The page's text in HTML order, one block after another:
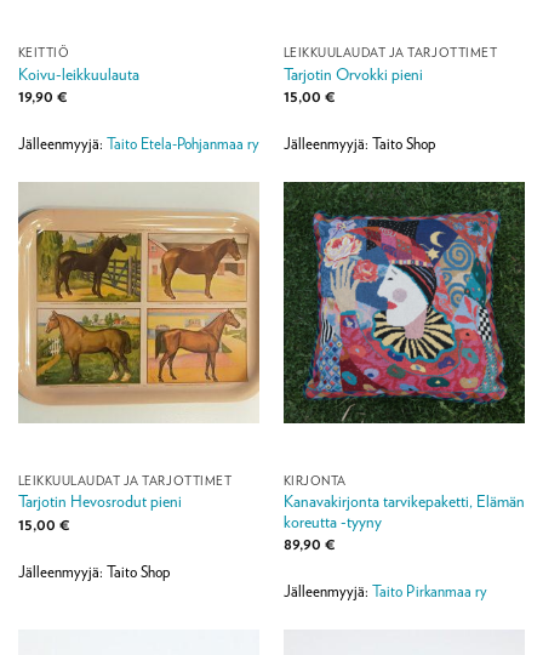
KEITTIÖ
Koivu-leikkuulauta
19,90 €
Jälleenmyyjä: Taito Etela-Pohjanmaa ry
LEIKKUULAUDAT JA TARJOTTIMET
Tarjotin Orvokki pieni
15,00 €
Jälleenmyyjä: Taito Shop
LEIKKUULAUDAT JA TARJOTTIMET
Tarjotin Hevosrodut pieni
15,00 €
Jälleenmyyjä: Taito Shop
KIRJONTA
Kanavakirjonta tarvikepaketti, Elämän
koreutta -tyyny
89,90 €
Jälleenmyyjä: Taito Pirkanmaa ry